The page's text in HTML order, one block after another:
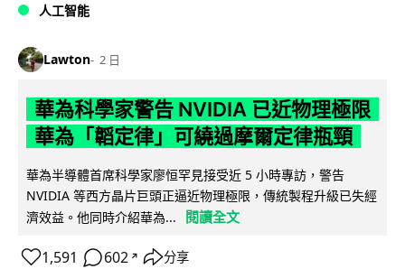
人工智能
Lawton 2 日
華為科學家警告 NVIDIA 已近物理極限
華為「韜定律」可繞過摩爾定律瓶頸
華為半導體首席科學家廖恒罕見接受近 5 小時專訪，警告
NVIDIA 等西方晶片巨頭正逼近物理極限，傳統製程升級已失經
濟效益。他同時介紹華為...
閱讀全文
1,591 602 ↗ 分享